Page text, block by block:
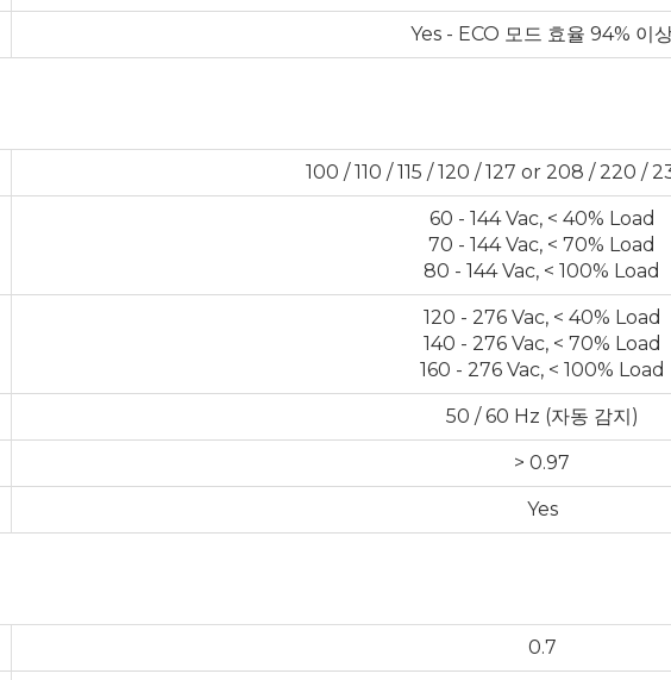
Yes - ECO 모드 효율 94% 이
100 / 110 / 115 / 120 / 127 or 208 / 220 /
60 - 144 Vac, < 40% Load
70 - 144 Vac, < 70% Load
80 - 144 Vac, < 100% Load
120 - 276 Vac, < 40% Load
140 - 276 Vac, < 70% Load
160 - 276 Vac, < 100% Load
50 / 60 Hz (자동 감지)
> 0.97
Yes
0.7